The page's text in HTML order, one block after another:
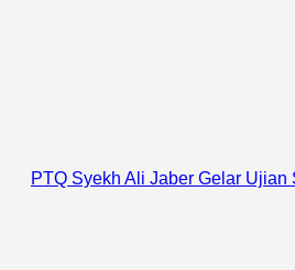
PTQ Syekh Ali Jaber Gelar